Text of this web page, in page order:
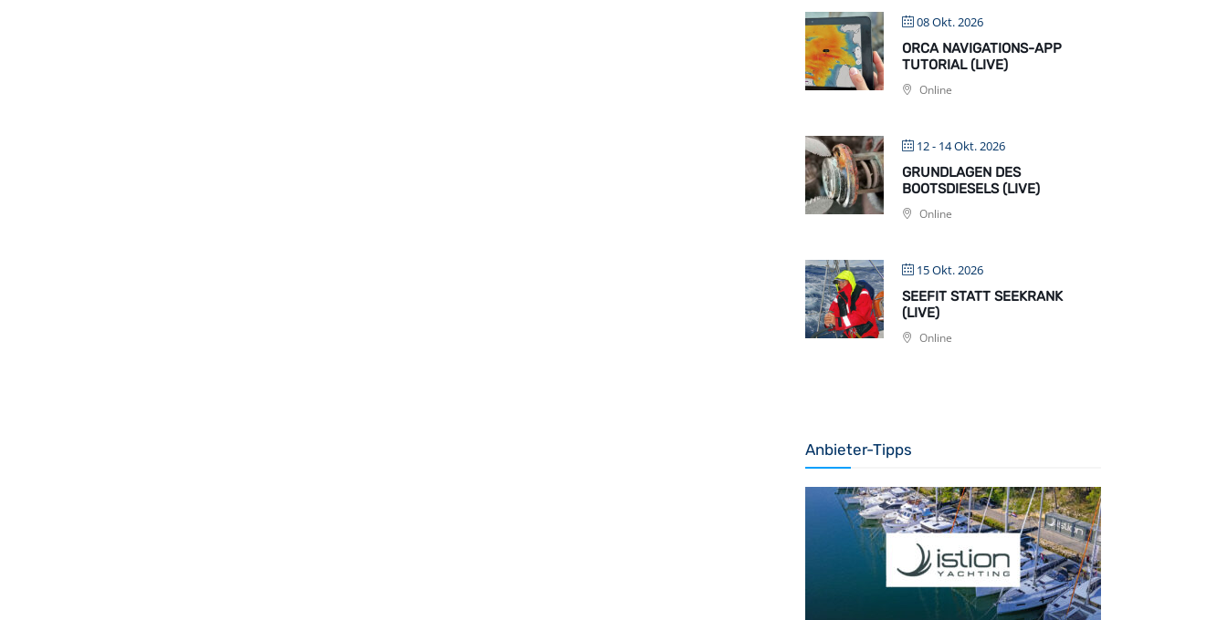
08 Okt. 2026
ORCA NAVIGATIONS-APP
TUTORIAL (LIVE)
Online
12 - 14 Okt. 2026
GRUNDLAGEN DES
BOOTSDIESELS (LIVE)
Online
15 Okt. 2026
SEEFIT STATT SEEKRANK
(LIVE)
Online
Anbieter-Tipps